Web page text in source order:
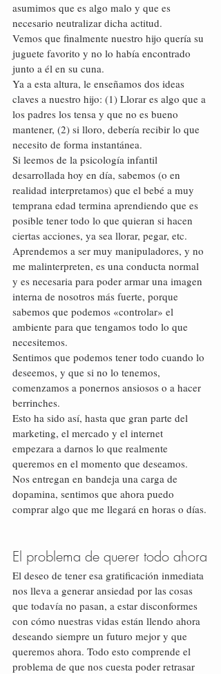
asumimos que es algo malo y que es
necesario neutralizar dicha actitud.
Vemos que finalmente nuestro hijo quería su
juguete favorito y no lo había encontrado
junto a él en su cuna.
Ya a esta altura, le enseñamos dos ideas
claves a nuestro hijo: (1) Llorar es algo que a
los padres los tensa y que no es bueno
mantener, (2) si lloro, debería recibir lo que
necesito de forma instantánea.
Si leemos de la psicología infantil
desarrollada hoy en día, sabemos (o en
realidad interpretamos) que el bebé a muy
temprana edad termina aprendiendo que es
posible tener todo lo que quieran si hacen
ciertas acciones, ya sea llorar, pegar, etc.
Aprendemos a ser muy manipuladores, y no
me malinterpreten, es una conducta normal
y es necesaria para poder armar una imagen
interna de nosotros más fuerte, porque
sabemos que podemos «controlar» el
ambiente para que tengamos todo lo que
necesitemos.
Sentimos que podemos tener todo cuando lo
deseemos, y que si no lo tenemos,
comenzamos a ponernos ansiosos o a hacer
berrinches.
Esto ha sido así, hasta que gran parte del
marketing, el mercado y el internet
empezara a darnos lo que realmente
queremos en el momento que deseamos.
Nos entregan en bandeja una carga de
dopamina, sentimos que ahora puedo
comprar algo que me llegará en horas o días.
El problema de querer todo ahora
El deseo de tener esa gratificación inmediata
nos lleva a generar ansiedad por las cosas
que todavía no pasan, a estar disconformes
con cómo nuestras vidas están llendo ahora
deseando siempre un futuro mejor y que
queremos ahora. Todo esto comprende el
problema de que nos cuesta poder retrasar